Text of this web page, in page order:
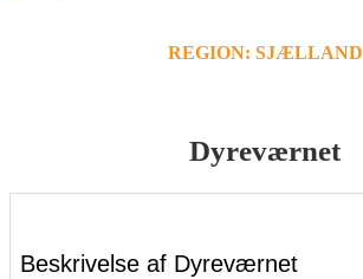
REGION: SJÆLLAND
Dyreværnet
Beskrivelse af Dyreværnet